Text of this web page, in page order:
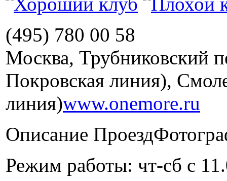
(495) 780 00 58
Москва, Трубниковский
Покровская линия),
линия)www.onemore.ru
Описание Проезд
Режим работы: чт-сб с